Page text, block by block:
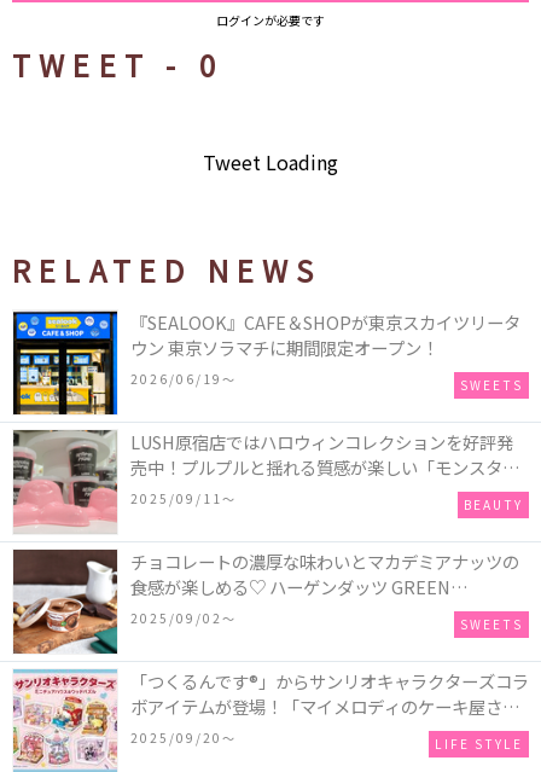
ログインが必要です
TWEET - 0
Tweet Loading
RELATED NEWS
『SEALOOK』CAFE＆SHOPが東京スカイツリータ
ウン 東京ソラマチに期間限定オープン！
2026/06/19〜 SWEETS
LUSH原宿店ではハロウィンコレクションを好評発
売中！プルプルと揺れる質感が楽しい「モンスター
オクトパス」や定番の「ゴースティー」「パンキン
2025/09/11〜 BEAUTY
チョコレートの濃厚な味わいとマカデミアナッツの
食感が楽しめる♡ ハーゲンダッツ GREEN
CRAFT(グリーンクラフト) ミニカップ『チョコレー
2025/09/02〜 SWEETS
「つくるんです®」からサンリオキャラクターズコラ
ボアイテムが登場！「マイメロディのケーキ屋さ
ん」などミニチュアハウス8種類と、「シナモロール
のメリーゴーランド」などオルゴールで動く仕掛け
2025/09/20〜 LIFE STYLE